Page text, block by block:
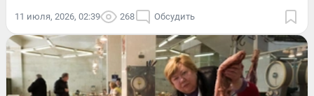
11 июля, 2026, 02:39 268 Обсудить